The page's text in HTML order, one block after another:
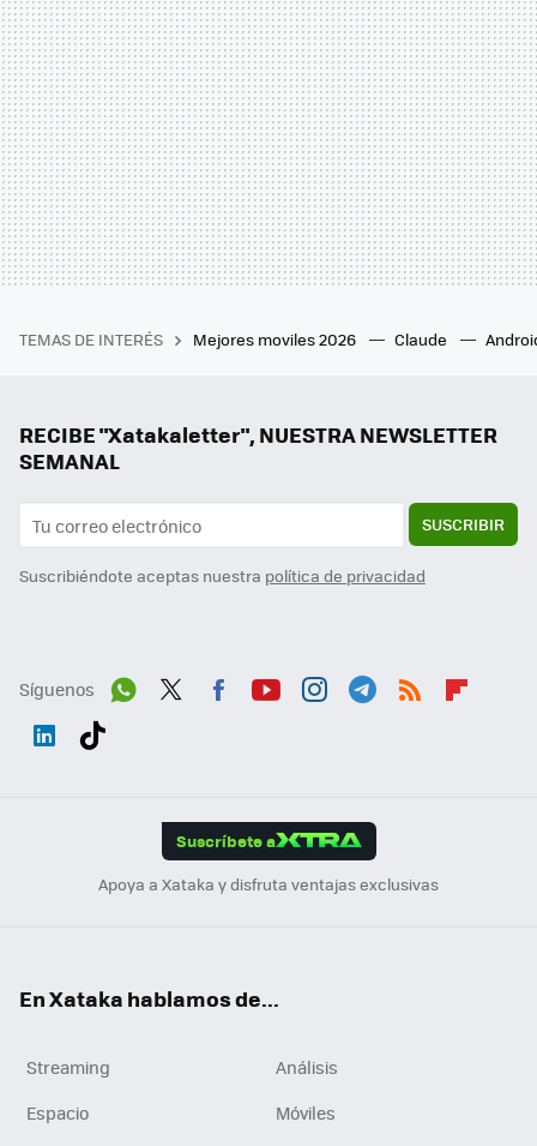
TEMAS DE INTERÉS Mejores moviles 2026 Claude
RECIBE "Xatakaletter", NUESTRA NEWSLETTER
SEMANAL
SUSCRIBIR
Suscribiéndote aceptas nuestra política de privacidad
Síguenos
Suscríbete a
Apoya a Xataka y disfruta ventajas exclusivas
En Xataka hablamos de...
Streaming
Análisis
Espacio
Móviles